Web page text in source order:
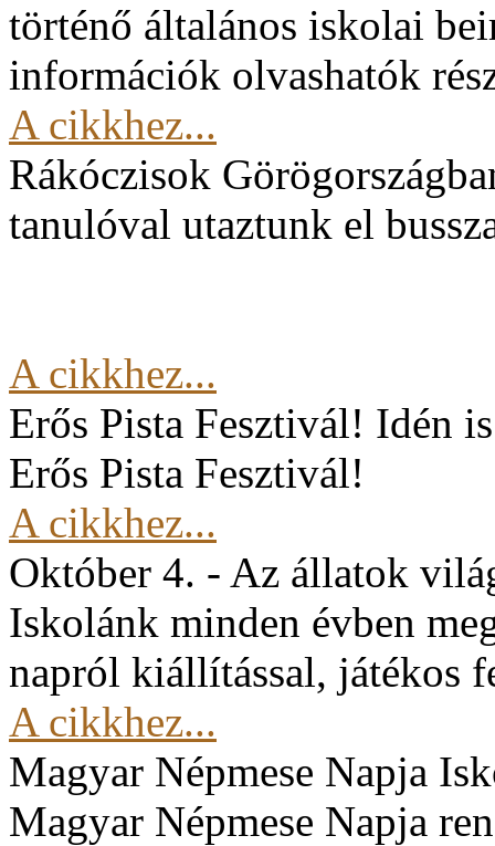
történő általános iskolai
információk olvashatók
A cikkhez...
Rákóczisok
tanulóval utaztunk el
A cikkhez...
Erős Pista Fesztivál! Idén
Erős Pista Fesztivál!
A cikkhez...
Október 4. - Az állatok
Iskolánk minden évben
napról kiállítással, játékos
A cikkhez...
Magyar Népmese Napja
Magyar Népmese Napja